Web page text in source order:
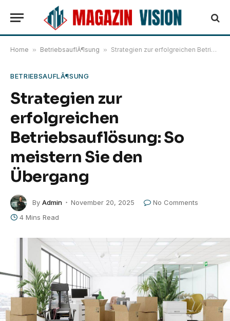
Home » BetriebsauflÃ¶sung » Strategien zur erfolgreichen Betriebsauflösung: So meistern Sie den Übergang
BETRIEBSAUFLÃ¶SUNG
Strategien zur
erfolgreichen
Betriebsauflösung: So
meistern Sie den
Übergang
By Admin November 20, 2025
No Comments
4 Mins Read